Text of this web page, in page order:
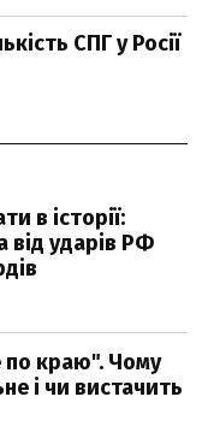
СПГ у Росії
в історії:
від ударів РФ
краю". Чому
і чи вистачить